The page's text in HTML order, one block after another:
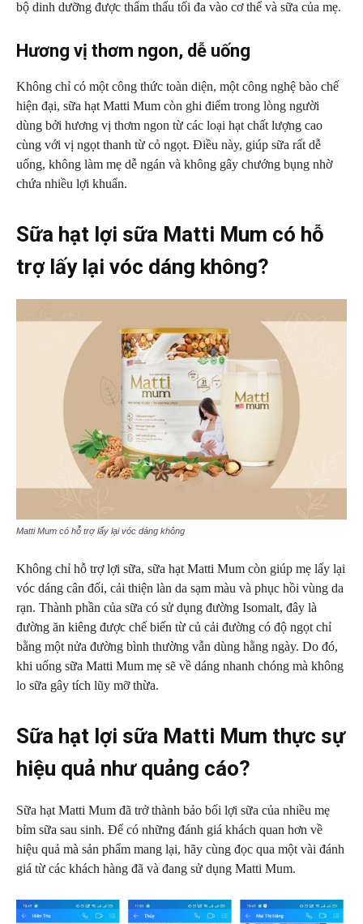
bộ dinh dưỡng được thẩm thấu tối đa vào cơ thể và sữa của mẹ.
Hương vị thơm ngon, dễ uống
Không chỉ có một công thức toàn diện, một công nghệ bào chế
hiện đại, sữa hạt Matti Mum còn ghi điểm trong lòng người
dùng bởi hương vị thơm ngon từ các loại hạt chất lượng cao
cùng với vị ngọt thanh từ cỏ ngọt. Điều này, giúp sữa rất dễ
uống, không làm mẹ dễ ngán và không gây chướng bụng nhờ
chứa nhiều lợi khuẩn.
Sữa hạt lợi sữa Matti Mum có hỗ
trợ lấy lại vóc dáng không?
Matti Mum có hỗ trợ lấy lại vóc dáng không
Không chỉ hỗ trợ lợi sữa, sữa hạt Matti Mum còn giúp mẹ lấy lại
vóc dáng cân đối, cải thiện làn da sạm màu và phục hồi vùng da
rạn. Thành phần của sữa có sử dụng đường Isomalt, đây là
đường ăn kiêng được chế biến từ củ cải đường có độ ngọt chỉ
bằng một nửa đường bình thường vẫn dùng hằng ngày. Do đó,
khi uống sữa Matti Mum mẹ sẽ về dáng nhanh chóng mà không
lo sữa gây tích lũy mỡ thừa.
Sữa hạt lợi sữa Matti Mum thực sự
hiệu quả như quảng cáo?
Sữa hạt Matti Mum đã trở thành bảo bối lợi sữa của nhiều mẹ
bỉm sữa sau sinh. Để có những đánh giá khách quan hơn về
hiệu quả mà sản phẩm mang lại, hãy cùng đọc qua một vài đánh
giá từ các khách hàng đã và đang sử dụng Matti Mum.